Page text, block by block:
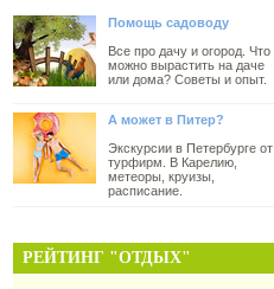
Помощь садоводу
Все про дачу и огород. Что
можно вырастить на даче
или дома? Советы и опыт.
А может в Питер?
Экскурсии в Петербурге от
турфирм. В Карелию,
метеоры, круизы,
расписание.
РЕЙТИНГ "ОТДЫХ"